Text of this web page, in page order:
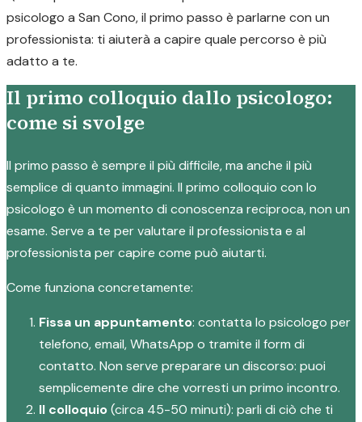
psicologo a San Cono, il primo passo è parlarne con un
professionista: ti aiuterà a capire quale percorso è più
adatto a te.
Il primo colloquio dallo psicologo:
come si svolge
Il primo passo è sempre il più difficile, ma anche il più
semplice di quanto immagini. Il primo colloquio con lo
psicologo è un momento di conoscenza reciproca, non un
esame. Serve a te per valutare il professionista e al
professionista per capire come può aiutarti.
Come funziona concretamente:
Fissa un appuntamento: contatta lo psicologo per
telefono, email, WhatsApp o tramite il form di
contatto. Non serve preparare un discorso: puoi
semplicemente dire che vorresti un primo incontro.
Il colloquio(circa 45-50 minuti): parli di ciò che ti